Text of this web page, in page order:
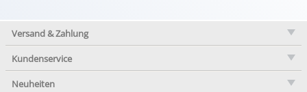
Versand & Zahlung
Kundenservice
Neuheiten